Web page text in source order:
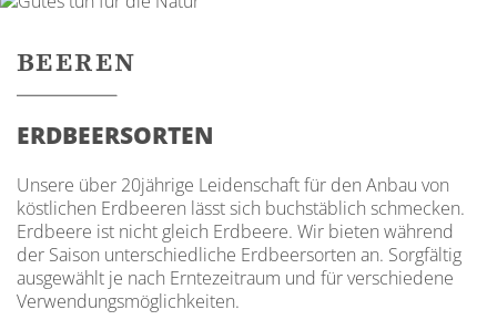
BEEREN
ERDBEERSORTEN
Unsere über 20jährige Leidenschaft für den Anbau von
köstlichen Erdbeeren lässt sich buchstäblich schmecken.
Erdbeere ist nicht gleich Erdbeere. Wir bieten während
der Saison unterschiedliche Erdbeersorten an. Sorgfältig
ausgewählt je nach Erntezeitraum und für verschiedene
Verwendungsmöglichkeiten.
Clery